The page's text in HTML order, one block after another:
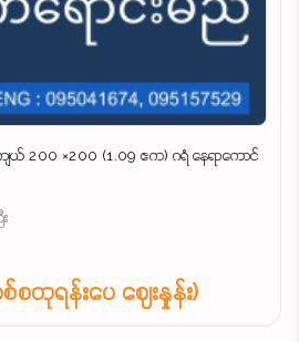
ျယ် 200 ×200 (1.09 ဧက) ဂရံ နေရာကောင်
စတုရန်းပေ ဈေးနှုန်း)